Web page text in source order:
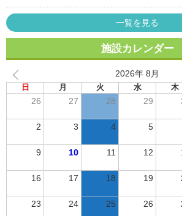
一覧を見る
施設カレンダー
2026年 8月
日 月 火 水 木
26 27 28 29
2 3 4 5
9 10 11 12
16 17 18 19
23 24 25 26